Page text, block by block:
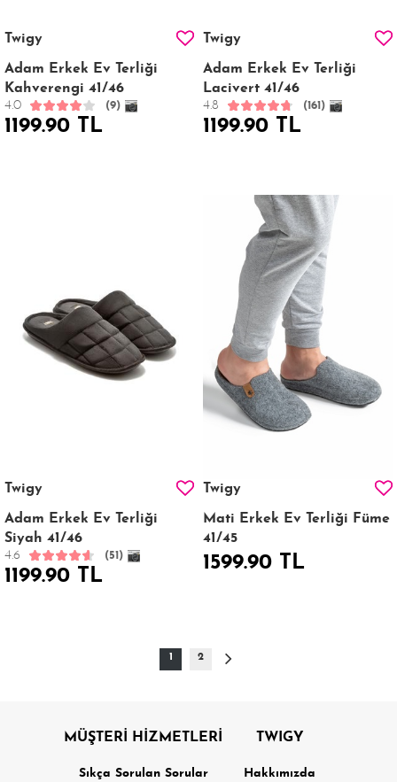
Twigy
Adam Erkek Ev Terliği
Kahverengi 41/46
4.0 (9)
1199.90 TL
Twigy
Adam Erkek Ev Terliği
Lacivert 41/46
4.8 (161)
1199.90 TL
Twigy
Adam Erkek Ev Terliği
Siyah 41/46
4.6 (51)
1199.90 TL
Twigy
Mati Erkek Ev Terliği Füme
41/45
1599.90 TL
1 2
MÜŞTERİ HİZMETLERİ
Sıkça Sorulan Sorular
TWIGY
Hakkımızda